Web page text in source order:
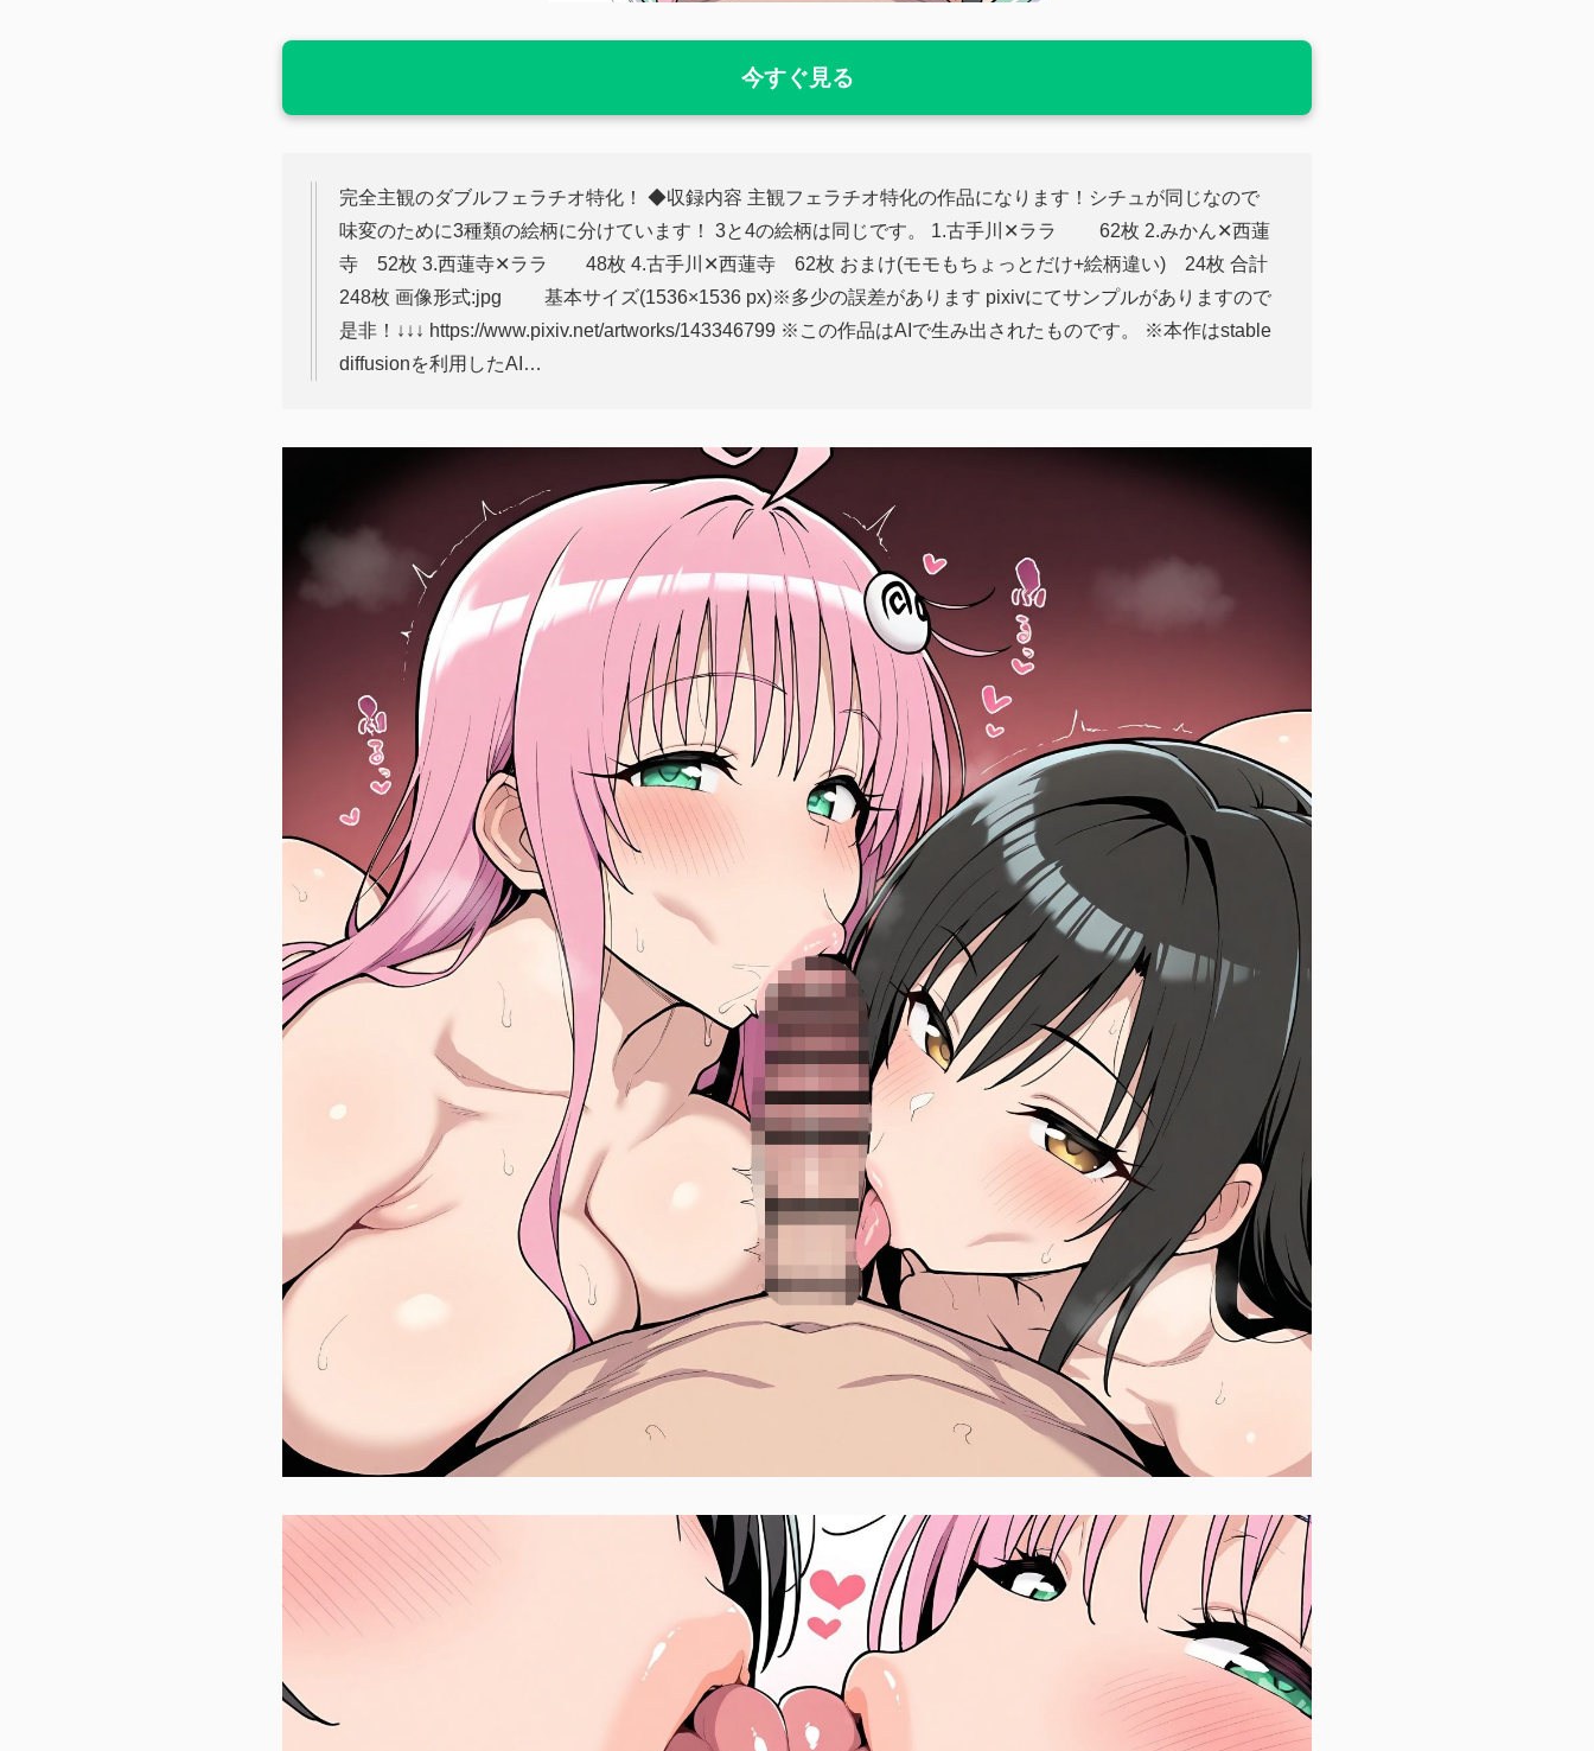
今すぐ見る
完全主観のダブルフェラチオ特化！ ◆収録内容 主観フェラチオ特化の作品になります！シチュが同じなので
味変のために3種類の絵柄に分けています！ 3と4の絵柄は同じです。 1.古手川✕ララ 62枚 2.みかん✕西蓮
寺 52枚 3.西蓮寺✕ララ 48枚 4.古手川✕西蓮寺 62枚 おまけ(モモもちょっとだけ+絵柄違い) 24枚 合計
248枚 画像形式:jpg 基本サイズ(1536×1536 px)※多少の誤差があります pixivにてサンプルがありますので
是非！↓↓↓ https://www.pixiv.net/artworks/143346799 ※この作品はAIで生み出されたものです。 ※本作はstable
diffusionを利用したAI…